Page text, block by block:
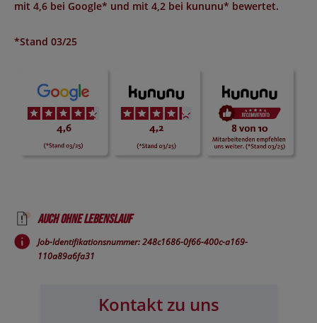
mit 4,6 bei Google* und mit 4,2 bei kununu* bewertet.
*Stand 03/25
Auch ohne Lebenslauf
Job-Identifikationsnummer: 248c1686-0f66-400c-a169-
110a89a6fa31
Kontakt zu uns